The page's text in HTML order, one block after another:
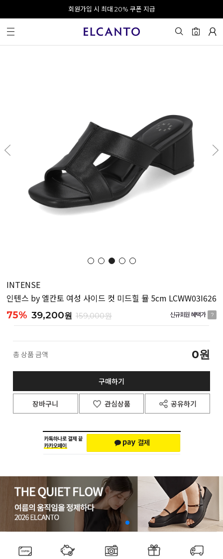
오전 10시 이전 결제 완료 시 오늘 출발!
회원가입 시 최대 20% 쿠폰 지급
0
INTENSE
인텐스 by 엘칸토 여성 사이드 컷 미드힐 뮬 5cm LCWW03I626
75% 39,200원 159,000원 신규회원 혜택가 ?
총 상품 금액 0원
구매하기
장바구니 관심상품 공유하기